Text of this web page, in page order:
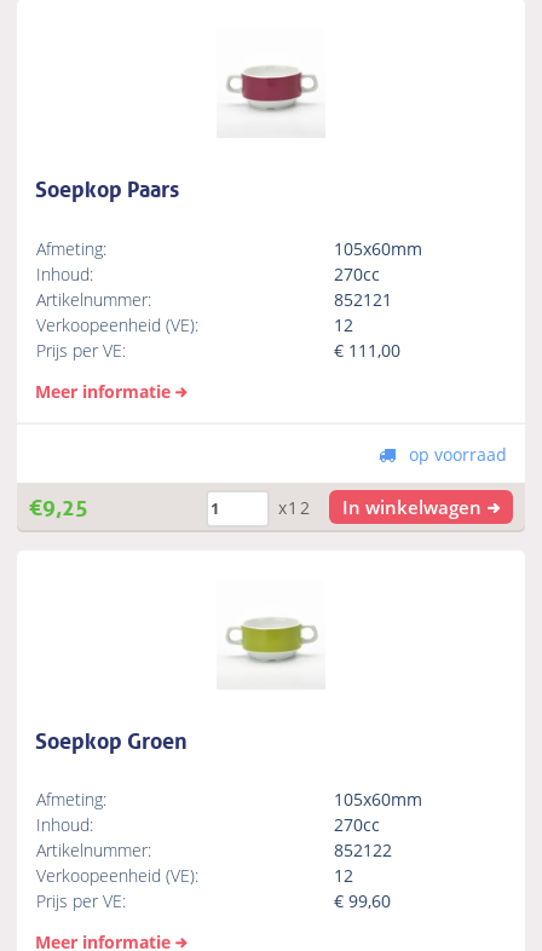
Soepkop Paars
Afmeting:
105x60mm
Inhoud:
270cc
Artikelnummer:
852121
Verkoopeenheid (VE):
12
Prijs per VE:
€ 111,00
Meer informatie
op voorraad
€9,25 x12 In winkelwagen
Soepkop Groen
Afmeting:
105x60mm
Inhoud:
270cc
Artikelnummer:
852122
Verkoopeenheid (VE):
12
Prijs per VE:
€99,60
Meer informatie